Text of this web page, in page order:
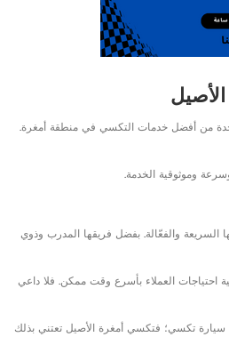
من أفضل خدمات التكسي في منطقة أمغرة.
وموثوقية الخدمة.
السريعة والفعّالة. بفضل فريقها المدرب وذوي
احتياجات العملاء بأسرع وقت ممكن. فلا داعي
تكسي؛ فتكسي أمغرة الأصيل تعتني بذلك